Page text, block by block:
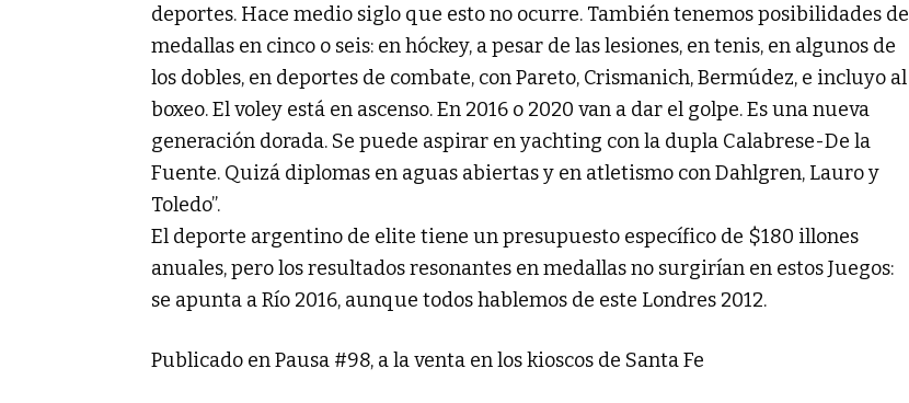
deportes. Hace medio siglo que esto no ocurre. También tenemos posibilidades de
medallas en cinco o seis: en hóckey, a pesar de las lesiones, en tenis, en algunos de
los dobles, en deportes de combate, con Pareto, Crismanich, Bermúdez, e incluyo al
boxeo. El voley está en ascenso. En 2016 o 2020 van a dar el golpe. Es una nueva
generación dorada. Se puede aspirar en yachting con la dupla Calabrese-De la
Fuente. Quizá diplomas en aguas abiertas y en atletismo con Dahlgren, Lauro y
Toledo”.
El deporte argentino de elite tiene un presupuesto específico de $180 illones
anuales, pero los resultados resonantes en medallas no surgirían en estos Juegos:
se apunta a Río 2016, aunque todos hablemos de este Londres 2012.
Publicado en Pausa #98, a la venta en los kioscos de Santa Fe